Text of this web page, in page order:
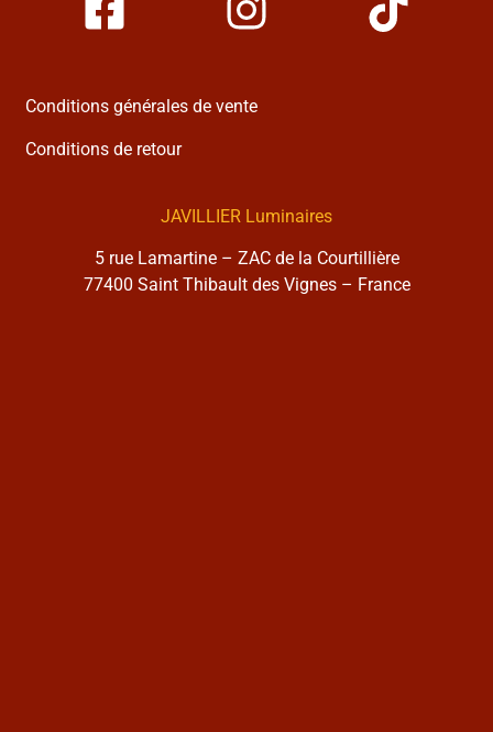
Conditions générales de vente
Conditions de retour
JAVILLIER Luminaires
5 rue Lamartine – ZAC de la Courtillière
77400 Saint Thibault des Vignes – France